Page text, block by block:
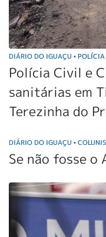
DIÁRIO DO IGUAÇU • POLÍCIA
Polícia Civil e
sanitárias em
Terezinha do
DIÁRIO DO IGUAÇU •
Se não fosse o